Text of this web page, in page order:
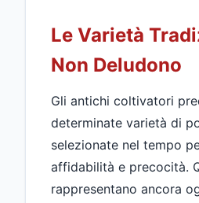
Le Varietà
Non Deludono
Gli antichi coltivatori
determinate varietà di
selezionate nel tempo
affidabilità e precocità.
rappresentano ancora